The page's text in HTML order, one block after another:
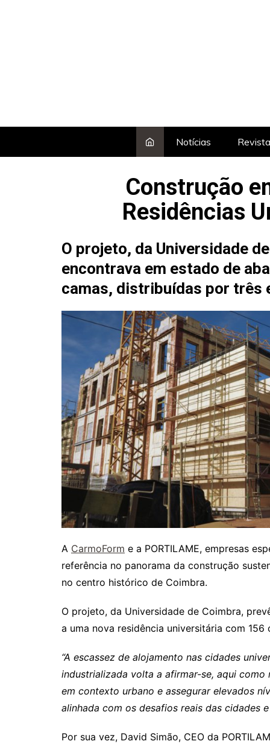
Notícias Revista
Construção
Residências
O projeto, da Universidade
encontrava em estado de
camas, distribuídas por três
A CarmoForm e a PORTILAME, empresas
referência no panorama da construção
no centro histórico de Coimbra.
O projeto, da Universidade de Coimbra,
a uma nova residência universitária com
“A escassez de alojamento nas cidades
industrializada volta a afirmar-se, aqui
em contexto urbano e assegurar elevados
alinhada com os desafios reais das cidades
Por sua vez, David Simão, CEO da